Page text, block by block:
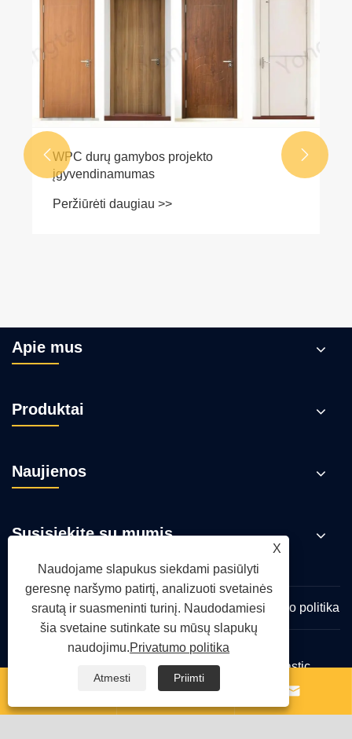
WPC durų ekstruzijos proceso metu?
 
Apie mus
Produktai
Naujienos
Susisiekite su mumis
Links Sitemap RSS XML Privatumo politika
Autoriaus teisės © 2026 Qingdao Yongte Plastic
Machinery Co., Ltd. Visos teisės saugomos.
 
X
Naudojame slapukus siekdami pasiūlyti
geresnę naršymo patirtį, analizuoti svetainės
srautą ir suasmeninti turinį. Naudodamiesi
šia svetaine sutinkate su mūsų slapukų
naudojimu.Privatumo politika
Atmesti Priimti